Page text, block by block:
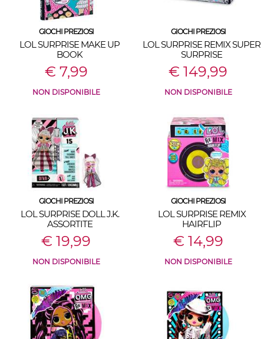
GIOCHI PREZIOSI
LOL SURPRISE MAKE UP
BOOK
€ 7,99
NON DISPONIBILE
GIOCHI PREZIOSI
LOL SURPRISE REMIX SUPER
SURPRISE
€ 149,99
NON DISPONIBILE
GIOCHI PREZIOSI
LOL SURPRISE DOLL J.K.
ASSORTITE
€ 19,99
NON DISPONIBILE
GIOCHI PREZIOSI
LOL SURPRISE REMIX
HAIRFLIP
€ 14,99
NON DISPONIBILE